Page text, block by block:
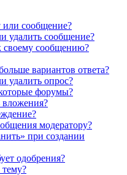
или сообщение?
удалить сообщение?
своему сообщению?
вариантов ответа?
удалить опрос?
форумы?
вложения?
модератору?
при создании
одобрения?